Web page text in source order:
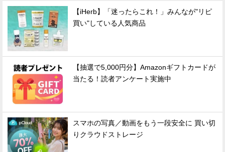
【iHerb】「迷ったらこれ！」みんなが"リピ
買い"している人気商品
【抽選で5,000円分】Amazonギフトカードが
当たる！読者アンケート実施中
スマホの写真／動画をもう一段安全に 買い切
りクラウドストレージ